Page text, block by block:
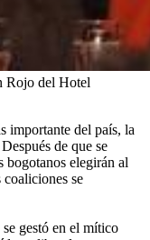
Rojo del Hotel
importante del país, la
de que se
bogotanos elegirán al
se
gestó en el mítico